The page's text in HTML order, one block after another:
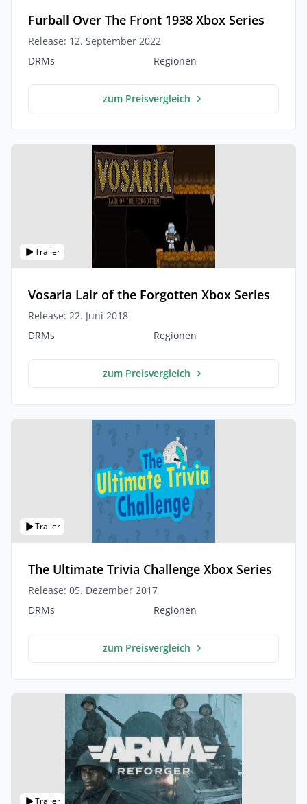
Furball Over The Front 1938 Xbox Series
Release: 12. September 2022
DRMs
Regionen
zum Preisvergleich
Trailer
Vosaria Lair of the Forgotten Xbox Series
Release: 22. Juni 2018
DRMs
Regionen
zum Preisvergleich
Trailer
The Ultimate Trivia Challenge Xbox Series
Release: 05. Dezember 2017
DRMs
Regionen
zum Preisvergleich
Trailer